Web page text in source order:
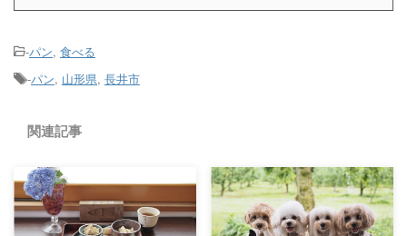
-パン, 食べる
-パン, 山形県, 長井市
関連記事